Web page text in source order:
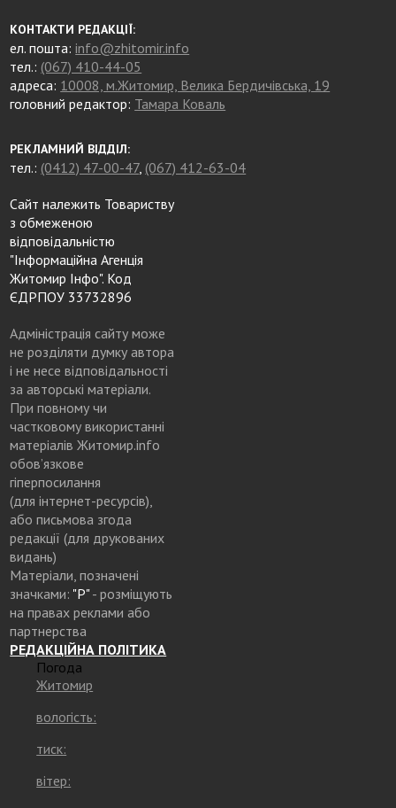
КОНТАКТИ РЕДАКЦІЇ:
ел. пошта:info@zhitomir.info
тел.: (067) 410-44-05
адреса: 10008, м.Житомир, Велика Бердичівська, 19
головний редактор: Тамара Коваль
РЕКЛАМНИЙ ВІДДІЛ:
тел.: (0412) 47-00-47, (067) 412-63-04
Сайт належить Товариству
з обмеженою
відповідальністю
"Інформаційна Агенція
Житомир Інфо". Код
ЄДРПОУ 33732896
Адміністрація сайту може
не розділяти думку автора
і не несе відповідальності
за авторські матеріали.
При повному чи
частковому використанні
матеріалів Житомир.info
обов’язкове
гіперпосилання
(для інтернет-ресурсів),
або письмова згода
редакції (для друкованих
видань)
Матеріали, позначені
значками: "Р"- розміщують
на правах реклами або
партнерства
РЕДАКЦІЙНА ПОЛІТИКА
Погода
Житомир
вологість:
тиск:
вітер: